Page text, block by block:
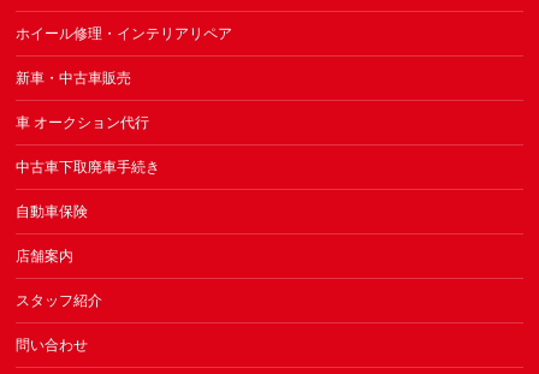
ホイール修理・インテリアリペア
新車・中古車販売
車 オークション代行
中古車下取廃車手続き
自動車保険
店舗案内
スタッフ紹介
問い合わせ